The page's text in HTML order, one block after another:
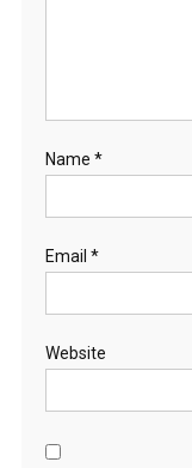
Name *
Email *
Website